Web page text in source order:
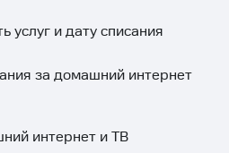
услуг и дату списания
за домашний интернет
интернет и ТВ